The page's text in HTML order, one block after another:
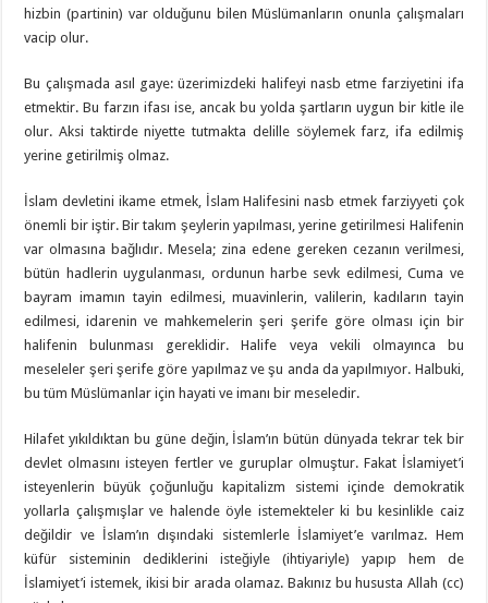
hizbin (partinin) var olduğunu bilen Müslümanların onunla çalışmaları
vacip olur.
Bu çalışmada asıl gaye: üzerimizdeki halifeyi nasb etme farziyetini ifa
etmektir. Bu farzın ifası ise, ancak bu yolda şartların uygun bir kitle ile
olur. Aksi taktirde niyette tutmakta delille söylemek farz, ifa edilmiş
yerine getirilmiş olmaz.
İslam devletini ikame etmek, İslam Halifesini nasb etmek farziyyeti çok
önemli bir iştir. Bir takım şeylerin yapılması, yerine getirilmesi Halifenin
var olmasına bağlıdır. Mesela; zina edene gereken cezanın verilmesi,
bütün hadlerin uygulanması, ordunun harbe sevk edilmesi, Cuma ve
bayram imamın tayin edilmesi, muavinlerin, valilerin, kadıların tayin
edilmesi, idarenin ve mahkemelerin şeri şerife göre olması için bir
halifenin bulunması gereklidir. Halife veya vekili olmayınca bu
meseleler şeri şerife göre yapılmaz ve şu anda da yapılmıyor. Halbuki,
bu tüm Müslümanlar için hayati ve imanı bir meseledir.
Hilafet yıkıldıktan bu güne değin, İslam’ın bütün dünyada tekrar tek bir
devlet olmasını isteyen fertler ve guruplar olmuştur. Fakat İslamiyet’i
isteyenlerin büyük çoğunluğu kapitalizm sistemi içinde demokratik
yollarla çalışmışlar ve halende öyle istemekteler ki bu kesinlikle caiz
değildir ve İslam’ın dışındaki sistemlerle İslamiyet’e varılmaz. Hem
küfür sisteminin dediklerini isteğiyle (ihtiyariyle) yapıp hem de
İslamiyet’i istemek, ikisi bir arada olamaz. Bakınız bu hususta Allah (cc)